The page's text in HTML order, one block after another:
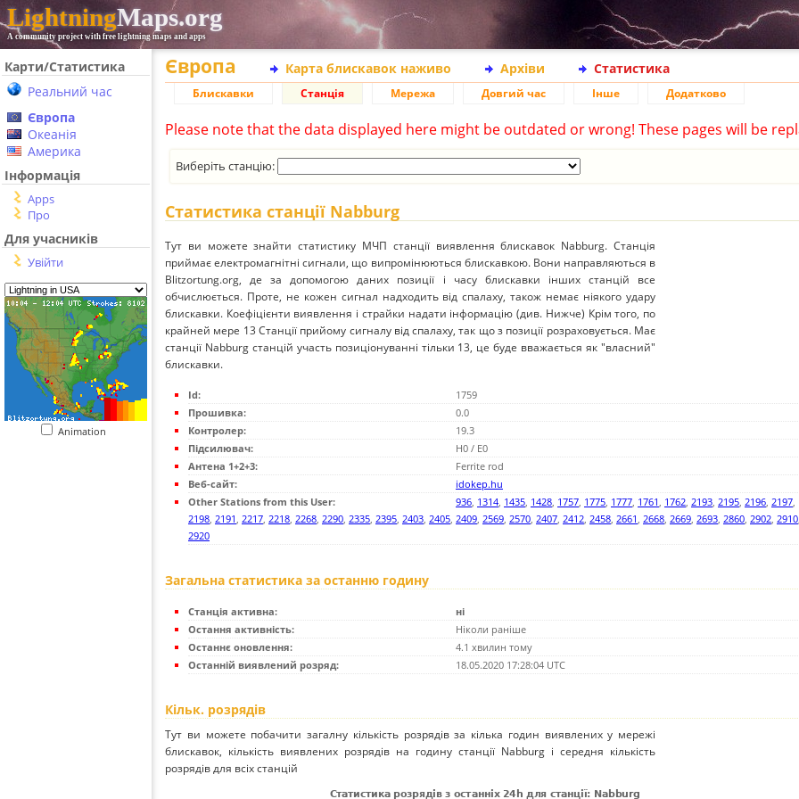
LightningMaps.org
A community project with free lightning maps and apps
Карти/Статистика
Реальний час
Європа
Океанія
Америка
Інформація
Apps
Про
Для учасників
Увійти
Animation
Європа Карта блискавок наживо Архіви Статистика
Блискавки Станція Мережа Довгий час Інше Додатково
Please note that the data displayed here might be outdated or wrong! These pages will be
Виберіть станцію:
Статистика станції Nabburg
Тут ви можете знайти статистику МЧП станції виявлення блискавок Nabburg. Станція
приймає електромагнітні сигнали, що випромінюються блискавкою. Вони направляються в
Blitzortung.org, де за допомогою даних позиції і часу блискавки інших станцій все
обчислюється. Проте, не кожен сигнал надходить від спалаху, також немає ніякого удару
блискавки. Коефіцієнти виявлення і страйки надати інформацію (див. Нижче) Крім того, по
крайней мере 13 Станції прийому сигналу від спалаху, так що з позиції розраховується. Має
станції Nabburg станцій участь позиціонуванні тільки 13, це буде вважається як "власний"
блискавки.
Id:
1759
Прошивка:
0.0
Контролер:
19.3
Підсилювач:
H0 / E0
Антена 1+2+3:
Ferrite rod
Веб-сайт:
idokep.hu
Other Stations from this User:
936, 1314, 1435, 1428, 1757, 1775, 1777, 1761, 1762, 2193, 2195, 2196, 2197,
2198, 2191, 2217, 2218, 2268, 2290, 2335, 2395, 2403, 2405, 2409, 2569, 2570, 2407, 2412, 2458, 2661, 2668, 2669, 2693, 2860, 2902, 2910,
2920
Загальна статистика за останню годину
Станція активна:
ні
Остання активність:
Ніколи раніше
Останнє оновлення:
4.1 хвилин тому
Останній виявлений розряд:
18.05.2020 17:28:04 UTC
Кільк. розрядів
Тут ви можете побачити загалну кількість розрядів за кілька годин виявлених у мережі
блискавок, кількість виявлених розрядів на годину станції Nabburg і середня кількість
розрядів для всіх станцій